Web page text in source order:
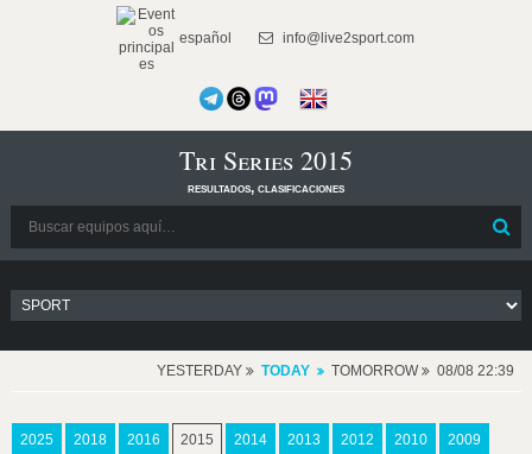
español info@live2sport.com
Tri Series 2015
resultados, clasificaciones
YESTERDAY TODAY TOMORROW 08/08 22:39
2025 2018 2016 2015 2014 2013 2012 2010 2009